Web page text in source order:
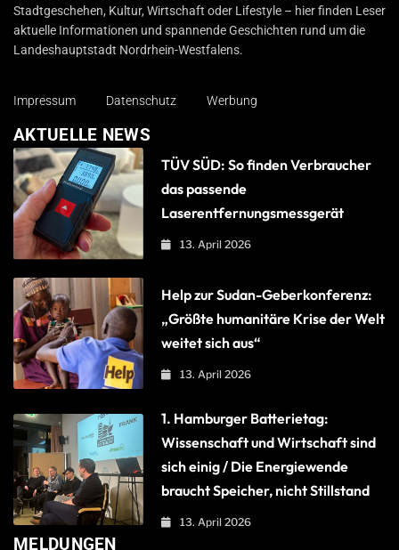
Stadtgeschehen, Kultur, Wirtschaft oder Lifestyle – hier finden Leser
aktuelle Informationen und spannende Geschichten rund um die
Landeshauptstadt Nordrhein-Westfalens.
Impressum Datenschutz Werbung
AKTUELLE NEWS
TÜV SÜD: So finden Verbraucher
das passende
Laserentfernungsmessgerät
13. April 2026
Help zur Sudan-Geberkonferenz:
„Größte humanitäre Krise der Welt
weitet sich aus“
13. April 2026
1. Hamburger Batterietag:
Wissenschaft und Wirtschaft sind
sich einig / Die Energiewende
braucht Speicher, nicht Stillstand
13. April 2026
MELDUNGEN